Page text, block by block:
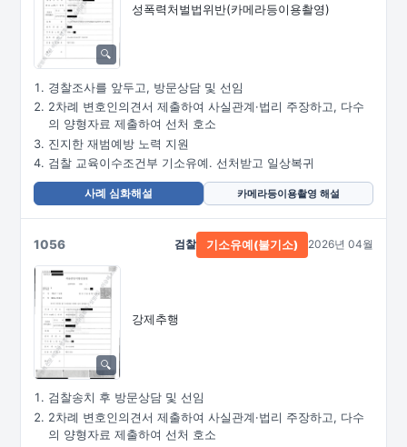
성폭력처벌법위반(카메라등이용촬영)
경찰조사를 앞두고, 방문상담 및 선임
2차례 변호인의견서 제출하여 사실관계·법리 주장하고, 다수
의 양형자료 제출하여 선처 호소
진지한 재범예방 노력 지원
검찰 교육이수조건부 기소유예. 선처받고 일상복귀
사례 심화해설 카메라등이용촬영 해설
1056
강제추행
검찰 기소유예(불기소) 2026년 04월
검찰송치 후 방문상담 및 선임
2차례 변호인의견서 제출하여 사실관계·법리 주장하고, 다수
의 양형자료 제출하여 선처 호소